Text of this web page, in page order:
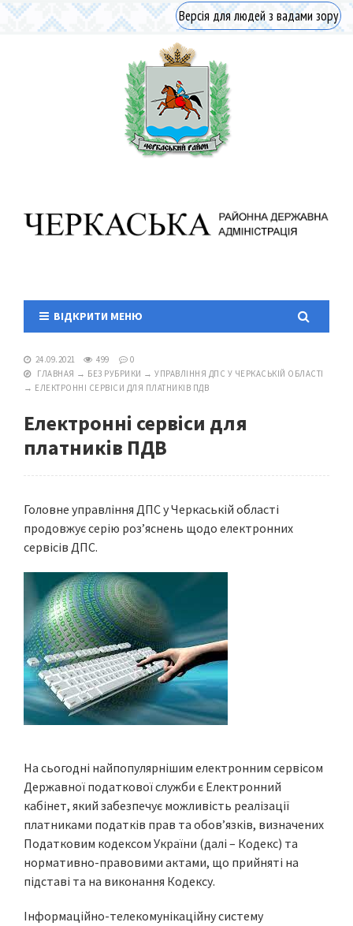
Версія для людей з вадами зору
ВІДКРИТИ МЕНЮ
24.09.2021 499
0
ГЛАВНАЯ → БЕЗ РУБРИКИ → УПРАВЛІННЯ ДПС У ЧЕРКАСЬКІЙ ОБЛАСТІ
→ ЕЛЕКТРОННІ СЕРВІСИ ДЛЯ ПЛАТНИКІВ ПДВ
Електронні сервіси для
платників ПДВ
Головне управління ДПС у Черкаській області
продовжує серію роз’яснень щодо електронних
сервісів ДПС.
На сьогодні найпопулярнішим електронним сервісом
Державної податкової служби є Електронний
кабінет, який забезпечує можливість реалізації
платниками податків прав та обов’язків, визначених
Податковим кодексом України (далі – Кодекс) та
нормативно-правовими актами, що прийняті на
підставі та на виконання Кодексу.
Інформаційно-телекомунікаційну систему